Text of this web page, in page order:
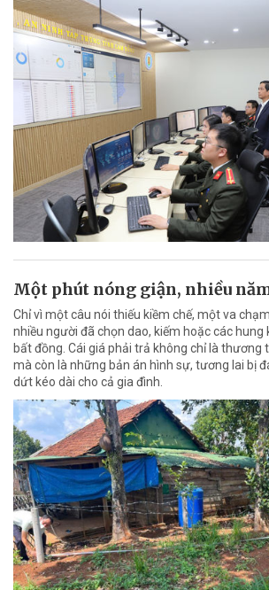
Một phút nóng giận, nhiều
Chỉ vì một câu nói thiếu kiềm chế, một va
nhiều người đã chọn dao, kiếm hoặc các hung
bất đồng. Cái giá phải trả không chỉ là thương
mà còn là những bản án hình sự, tương lai bị
dứt kéo dài cho cả gia đình.